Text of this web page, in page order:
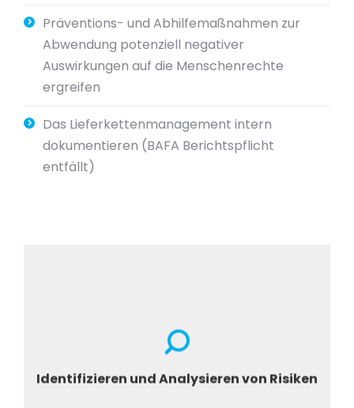
Präventions- und Abhilfemaßnahmen zur
Abwendung potenziell negativer
Auswirkungen auf die Menschenrechte
ergreifen
Das Lieferkettenmanagement intern
dokumentieren (BAFA Berichtspflicht
entfällt)
Identifizieren und Analysieren von Risiken
Auswirkungen von Aktivitäten auf
Menschenrechte +
Analyse, Bewertung, Priorisierung der